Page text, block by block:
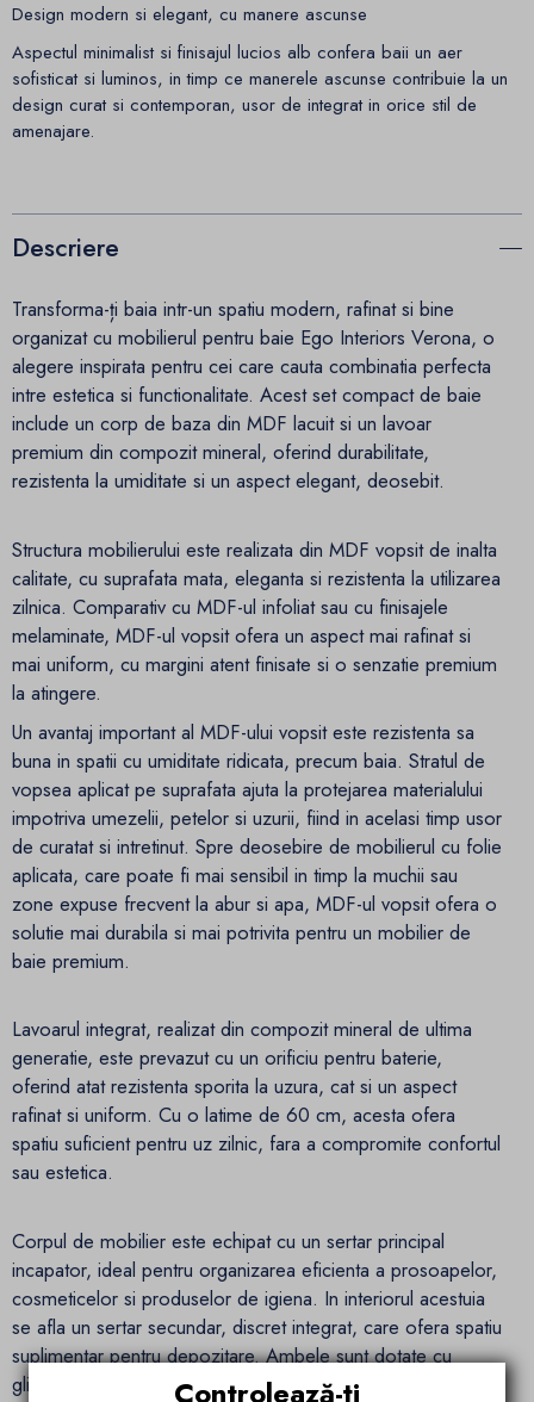
Design modern si elegant, cu manere ascunse
Aspectul minimalist si finisajul lucios alb confera baii un aer
sofisticat si luminos, in timp ce manerele ascunse contribuie la un
design curat si contemporan, usor de integrat in orice stil de
amenajare.
Descriere
Transforma-ți baia intr-un spatiu modern, rafinat si bine
organizat cu mobilierul pentru baie Ego Interiors Verona, o
alegere inspirata pentru cei care cauta combinatia perfecta
intre estetica si functionalitate. Acest set compact de baie
include un corp de baza din MDF lacuit si un lavoar
premium din compozit mineral, oferind durabilitate,
rezistenta la umiditate si un aspect elegant, deosebit.
Structura mobilierului este realizata din MDF vopsit de inalta
calitate, cu suprafata mata, eleganta si rezistenta la utilizarea
zilnica. Comparativ cu MDF-ul infoliat sau cu finisajele
melaminate, MDF-ul vopsit ofera un aspect mai rafinat si
mai uniform, cu margini atent finisate si o senzatie premium
la atingere.
Un avantaj important al MDF-ului vopsit este rezistenta sa
buna in spatii cu umiditate ridicata, precum baia. Stratul de
vopsea aplicat pe suprafata ajuta la protejarea materialului
impotriva umezelii, petelor si uzurii, fiind in acelasi timp usor
de curatat si intretinut. Spre deosebire de mobilierul cu folie
aplicata, care poate fi mai sensibil in timp la muchii sau
zone expuse frecvent la abur si apa, MDF-ul vopsit ofera o
solutie mai durabila si mai potrivita pentru un mobilier de
baie premium.
Lavoarul integrat, realizat din compozit mineral de ultima
generatie, este prevazut cu un orificiu pentru baterie,
oferind atat rezistenta sporita la uzura, cat si un aspect
rafinat si uniform. Cu o latime de 60 cm, acesta ofera
spatiu suficient pentru uz zilnic, fara a compromite confortul
sau estetica.
Corpul de mobilier este echipat cu un sertar principal
incapator, ideal pentru organizarea eficienta a prosoapelor,
cosmeticelor si produselor de igiena. In interiorul acestuia
se afla un sertar secundar, discret integrat, care ofera spatiu
suplimentar pentru depozitare. Ambele sunt dotate cu
glisiere metalice Soft-Close de inalta calitate, asigurand o
Controlează-ți